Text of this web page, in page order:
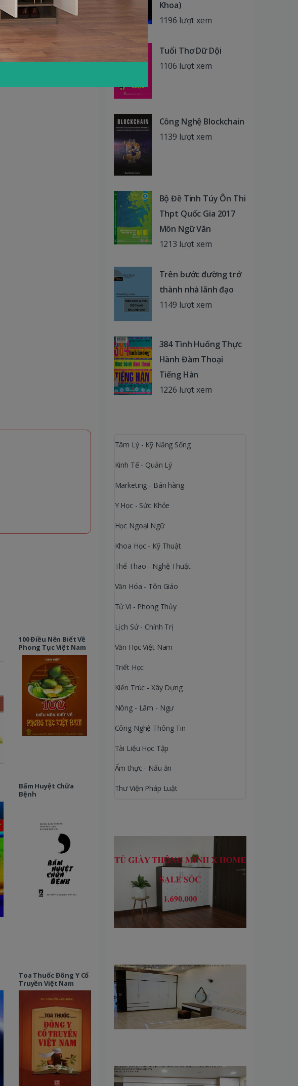
100 Điều Nên Biết Về
Phong Tục Việt Nam
Bấm Huyệt Chữa
Bệnh
Toa Thuốc Đông Y Cổ
Truyền Việt Nam
Khoa)
1196 lượt xem
Tuổi Thơ Dữ Dội
1106 lượt xem
Công Nghệ Blockchain
1139 lượt xem
Bộ Đề Tinh Túy Ôn Thi
Thpt Quốc Gia 2017
Môn Ngữ Văn
1213 lượt xem
Trên bước đường trở
thành nhà lãnh đạo
1149 lượt xem
384 Tình Huống Thực
Hành Đàm Thoại
Tiếng Hàn
1226 lượt xem
Tâm Lý - Kỹ Năng Sống
Kinh Tế - Quản Lý
Marketing - Bán hàng
Y Học - Sức Khỏe
Học Ngoại Ngữ
Khoa Học - Kỹ Thuật
Thể Thao - Nghệ Thuật
Văn Hóa - Tôn Giáo
Tử Vi - Phong Thủy
Lịch Sử - Chính Trị
Văn Học Việt Nam
Triết Học
Kiến Trúc - Xây Dựng
Nông - Lâm - Ngư
Công Nghệ Thông Tin
Tài Liệu Học Tập
Ẩm thực - Nấu ăn
Thư Viện Pháp Luật